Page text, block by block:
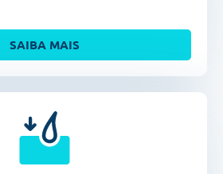
SAIBA MAIS